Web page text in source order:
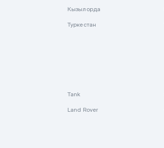
Кызылорда
Туркестан
Tank
Land Rover